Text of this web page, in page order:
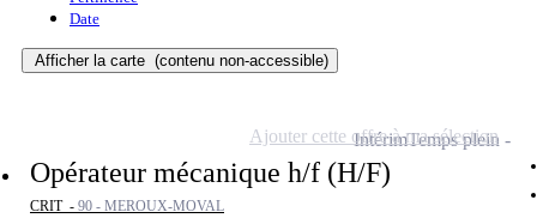
Date
Afficher la carte (contenu non-accessible)
Opérateur mécanique h/f (H/F)
CRIT - 90 - MEROUX-MOVAL
IntérimTemps plein
Ajouter cette offre à ma sélection